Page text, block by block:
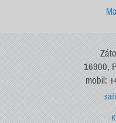
16900,
mobil: